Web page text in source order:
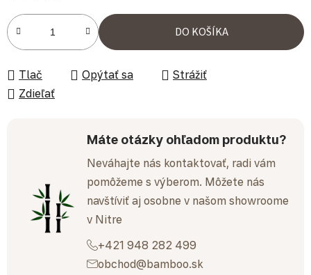
Jednotková cena:
DO KOŠÍKA
Tlač Opýtať sa
Strážiť
Zdieľať
Máte otázky ohľadom produktu?
Neváhajte nás kontaktovať, radi vám
pomôžeme s výberom. Môžete nás
navštíviť aj osobne v našom showroome
v Nitre
+421 948 282 499
obchod@bamboo.sk